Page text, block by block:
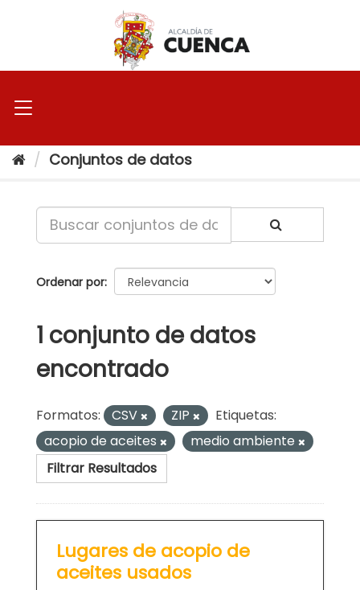
Conjuntos de datos
Ordenar por
1 conjunto de datos
encontrado
Formatos: CSV ZIP
Etiquetas:
acopio de aceites
medio ambiente
Filtrar Resultados
Lugares de acopio de
aceites usados